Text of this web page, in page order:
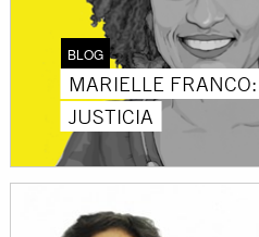
BLOG
MARIELLE
JUSTICIA